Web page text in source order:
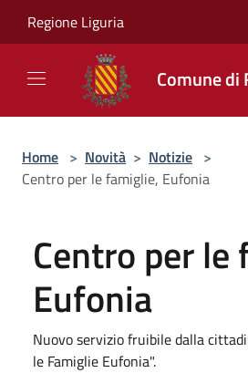
Regione Liguria
Comune di
Home > Novità > Notizie >
Centro per le famiglie, Eufonia
Centro per le
Eufonia
Nuovo servizio fruibile dalla
le Famiglie Eufonia".